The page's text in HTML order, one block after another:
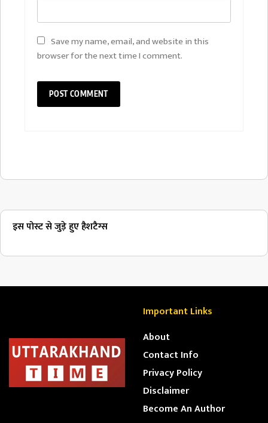
Save my name, email, and website in this
browser for the next time I comment.
इस पोस्ट से जुड़े हुए हैशटैग्स
Important Links
About
Contact Info
Privacy Policy
Disclaimer
Become An Author